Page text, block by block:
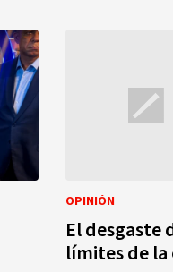
OPINIÓN
El desgaste
límites de